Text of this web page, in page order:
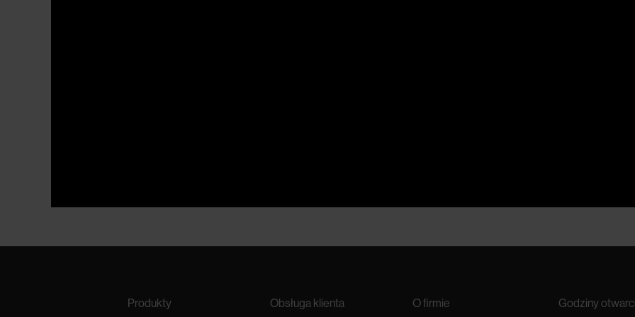
Produkty Obsługa klienta O firmie Godziny